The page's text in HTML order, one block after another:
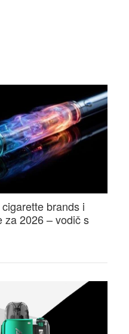
brands i
za 2026 – vodič s
i najboljim